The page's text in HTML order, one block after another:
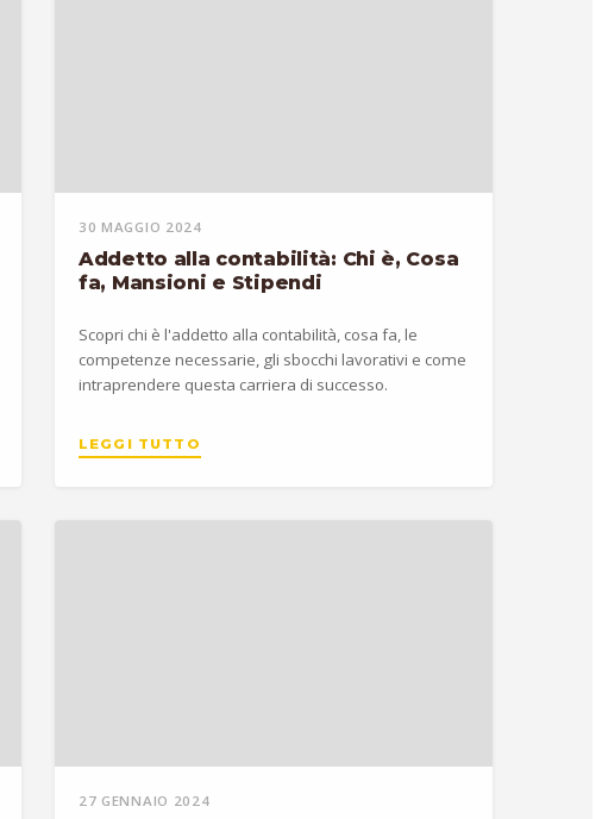
30 MAGGIO 2024
Addetto alla contabilità: Chi è, Cosa
fa, Mansioni e Stipendi
Scopri chi è l'addetto alla contabilità, cosa fa, le
competenze necessarie, gli sbocchi lavorativi e come
intraprendere questa carriera di successo.
LEGGI TUTTO
27 GENNAIO 2024